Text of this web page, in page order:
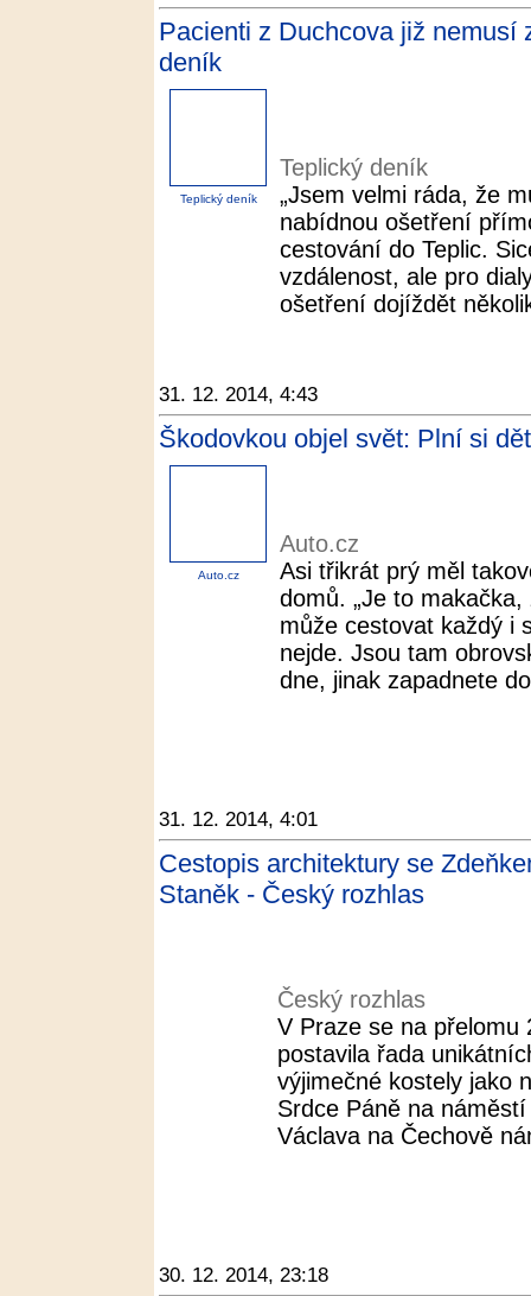
Pacienti z Duchcova již nemusí
deník
Teplický deník
Teplický deník
„Jsem velmi ráda, že
nabídnou ošetření
cestování do Teplic.
vzdálenost, ale pro
ošetření dojíždět
31. 12. 2014, 4:43
Škodovkou objel svět: Plní si
Auto.cz
Auto.cz
Asi třikrát prý měl
domů. „Je to
může cestovat každý i
nejde. Jsou tam
dne, jinak zapadnete
31. 12. 2014, 4:01
Cestopis architektury se
Staněk - Český rozhlas
Český rozhlas
V Praze se na přelomu
postavila řada
výjimečné kostely jako
Srdce Páně na
Václava na Čechově
30. 12. 2014, 23:18